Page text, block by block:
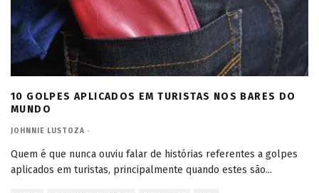
10 GOLPES APLICADOS EM TURISTAS NOS BARES DO
MUNDO
JOHNNIE LUSTOZA ·
Quem é que nunca ouviu falar de histórias referentes a golpes
aplicados em turistas, principalmente quando estes são...